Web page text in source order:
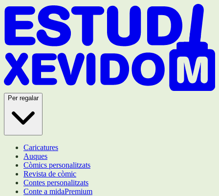
Per regalar
Caricatures
Auques
Còmics personalitzats
Revista de còmic
Contes personalitzats
Conte a midaPremium